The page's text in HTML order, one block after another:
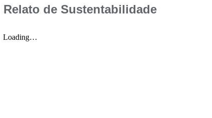
Relato de Sustentabilidade